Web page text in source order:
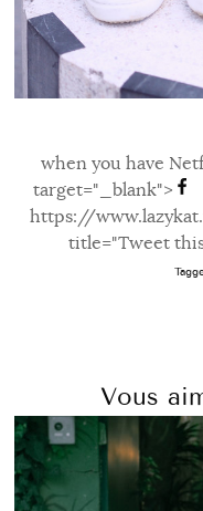
when you have
target="_blank">
https://
title="Tweet
Vous